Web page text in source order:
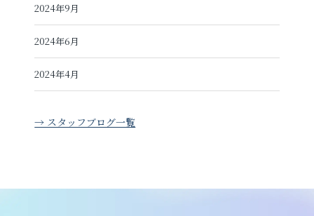
2024年9月
2024年6月
2024年4月
→ スタッフブログ一覧